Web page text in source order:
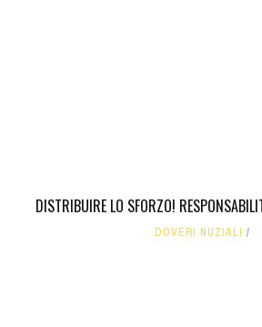
DISTRIBUIRE LO SFORZO!
DOVERI NUZIALI